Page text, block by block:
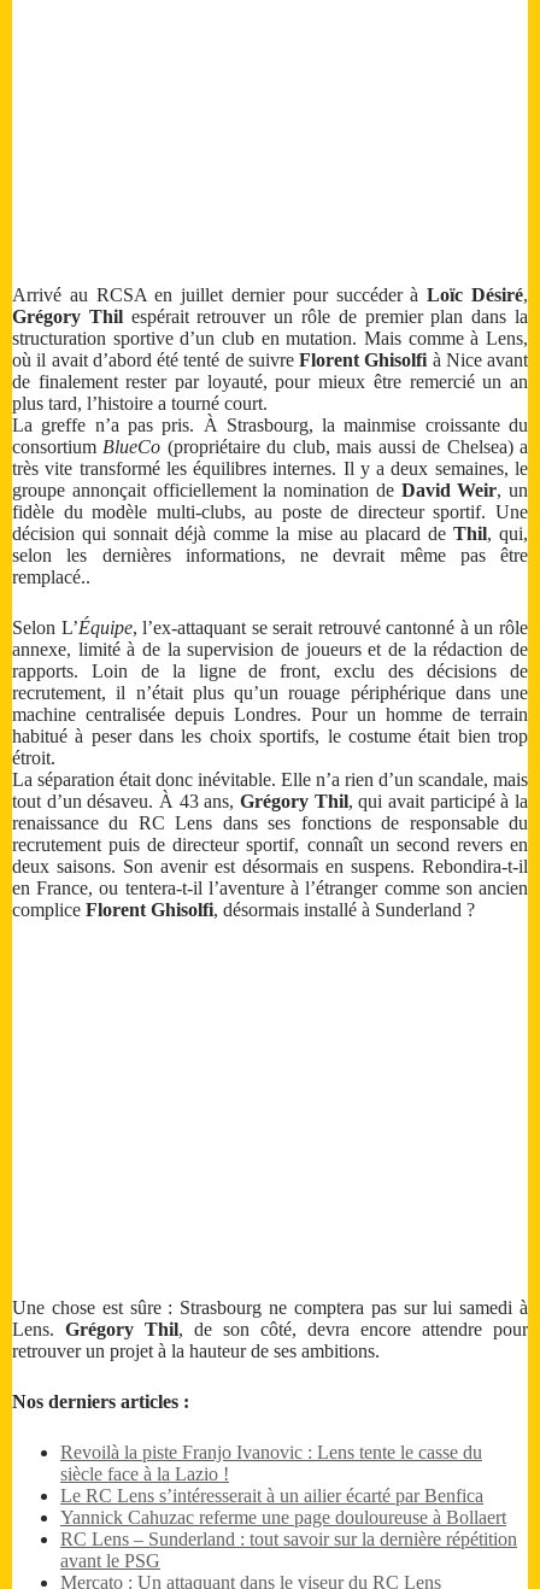
Arrivé au RCSA en juillet dernier pour succéder àLoïc Désiré,
Grégory Thilespérait retrouver un rôle de premier plan dans la
structuration sportive d’un club en mutation. Mais comme à Lens,
où il avait d’abord été tenté de suivre Florent Ghisolfi à Nice avant
de finalement rester par loyauté, pour mieux être remercié un an
plus tard, l’histoire a tourné court.
La greffe n’a pas pris. À Strasbourg, la mainmise croissante du
consortium BlueCo (propriétaire du club, mais aussi de Chelsea) a
très vite transformé les équilibres internes. Il y a deux semaines, le
groupe annonçait officiellement la nomination de David Weir, un
fidèle du modèle multi-clubs, au poste de directeur sportif. Une
décision qui sonnait déjà comme la mise au placard de Thil, qui,
selon les dernières informations, ne devrait même pas être
remplacé..
Selon L’Équipe, l’ex-attaquant se serait retrouvé cantonné à un rôle
annexe, limité à de la supervision de joueurs et de la rédaction de
rapports. Loin de la ligne de front, exclu des décisions de
recrutement, il n’était plus qu’un rouage périphérique dans une
machine centralisée depuis Londres. Pour un homme de terrain
habitué à peser dans les choix sportifs, le costume était bien trop
étroit.
La séparation était donc inévitable. Elle n’a rien d’un scandale, mais
tout d’un désaveu. À 43 ans, Grégory Thil, qui avait participé à la
renaissance du RC Lens dans ses fonctions de responsable du
recrutement puis de directeur sportif, connaît un second revers en
deux saisons. Son avenir est désormais en suspens. Rebondira-t-il
en France, ou tentera-t-il l’aventure à l’étranger comme son ancien
complice Florent Ghisolfi, désormais installé à Sunderland ?
Une chose est sûre : Strasbourg ne comptera pas sur lui samedi à
Lens. Grégory Thil, de son côté, devra encore attendre pour
retrouver un projet à la hauteur de ses ambitions.
Nos derniers articles :
Revoilà la piste Franjo Ivanovic : Lens tente le casse du
siècle face à la Lazio !
Le RC Lens s’intéresserait à un ailier écarté par Benfica
Yannick Cahuzac referme une page douloureuse à Bollaert
RC Lens – Sunderland : tout savoir sur la dernière répétition
avant le PSG
Mercato : Un attaquant dans le viseur du RC Lens